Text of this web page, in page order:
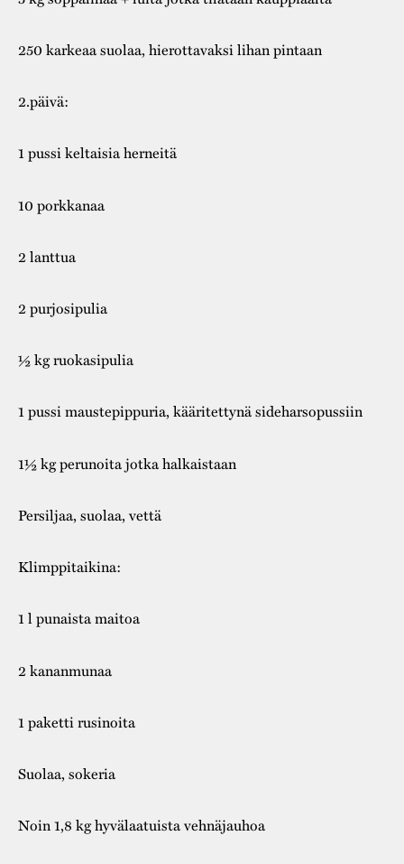
250 karkeaa suolaa, hierottavaksi lihan pintaan
2.päivä:
1 pussi keltaisia herneitä
10 porkkanaa
2 lanttua
2 purjosipulia
½ kg ruokasipulia
1 pussi maustepippuria, kääritettynä sideharsopussiin
1½ kg perunoita jotka halkaistaan
Persiljaa, suolaa, vettä
Klimppitaikina:
1 l punaista maitoa
2 kananmunaa
1 paketti rusinoita
Suolaa, sokeria
Noin 1,8 kg hyvälaatuista vehnäjauhoa